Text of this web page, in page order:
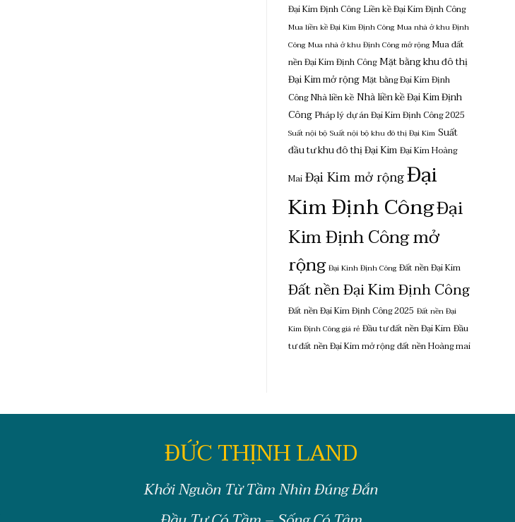
Đại Kim Định Công Liền kề Đại Kim Định Công
Mua liền kề Đại Kim Định Công Mua nhà ở khu Định
Công Mua nhà ở khu Định Công mở rộng Mua đất
nền Đại Kim Định CôngMặt bằng khu đô thị
Đại Kim mở rộngMặt bằng Đại Kim Định
CôngNhà liền kềNhà liền kề Đại Kim Định
CôngPháp lý dự án Đại Kim Định Công 2025
Suất nội bộ Suất nội bộ khu đô thị Đại Kim Suất
đầu tư khu đô thị Đại KimĐại Kim Hoàng
MaiĐại Kim mở rộngĐại
Kim Định CôngĐại
Kim Định Công mở
rộng Đại Kinh Định Công Đất nền Đại Kim
Đất nền Đại Kim Định Công
Đất nền Đại Kim Định Công 2025 Đất nền Đại
Kim Định Công giá rẻ Đầu tư đất nền Đại KimĐầu
tư đất nền Đại Kim mở rộngđất nền Hoàng mai
ĐỨC THỊNH LAND
Khởi Nguồn Từ Tầm Nhìn Đúng Đắn